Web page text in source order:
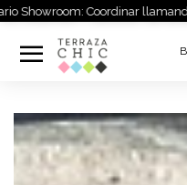
Coordinar llamando al